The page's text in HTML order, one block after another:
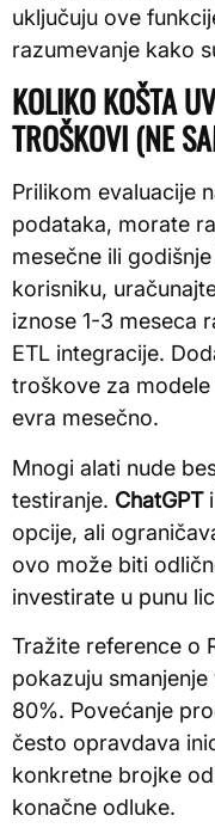
uključuju ove
razumevanje kako
KOLIKO KOŠTA
TROŠKOVI (NE
Prilikom evaluacije
podataka, morate
mesečne ili
korisniku,
iznose 1-3 meseca
ETL integracije.
troškove za
evra mesečno.
Mnogi alati nude
testiranje. ChatGPTi
opcije, ali
ovo može biti
investirate u punu
Tražite reference o
pokazuju
80%. Povećanje
često opravdava
konkretne brojke
konačne odluke.